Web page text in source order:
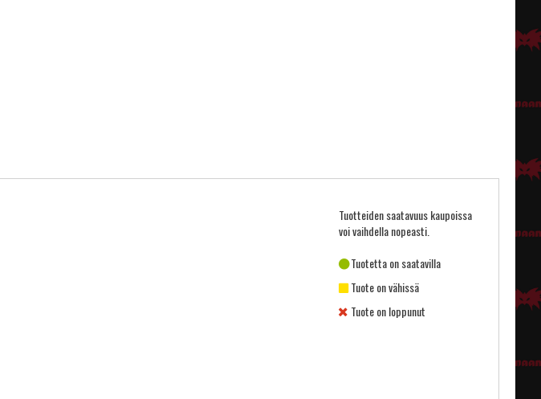
Tuotteiden saatavuus kaupoissa
voi vaihdella nopeasti.
Tuotetta on saatavilla
Tuote on vähissä
Tuote on loppunut